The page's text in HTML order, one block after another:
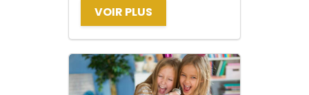
VOIR PLUS